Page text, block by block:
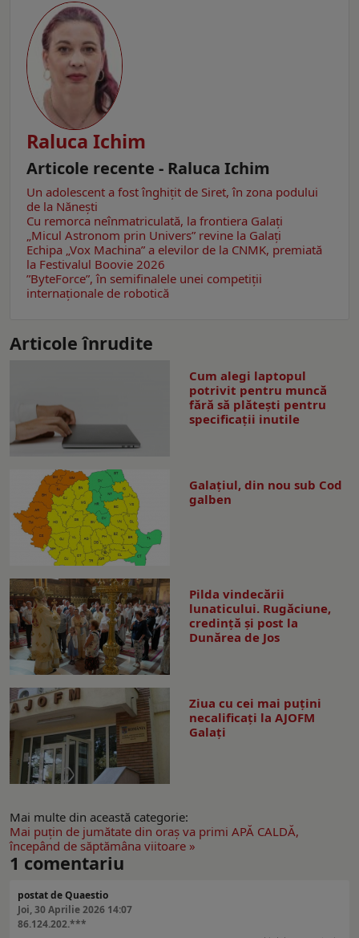
Raluca Ichim
Articole recente - Raluca Ichim
Un adolescent a fost înghițit de Siret, în zona podului
de la Nănești
Cu remorca neînmatriculată, la frontiera Galați
„Micul Astronom prin Univers” revine la Galați
Echipa „Vox Machina” a elevilor de la CNMK, premiată
la Festivalul Boovie 2026
”ByteForce”, în semifinalele unei competiții
internaționale de robotică
Articole înrudite
Cum alegi laptopul
potrivit pentru muncă
fără să plătești pentru
specificații inutile
Galaţiul, din nou sub Cod
galben
Pilda vindecării
lunaticului. Rugăciune,
credință și post la
Dunărea de Jos
Ziua cu cei mai puțini
necalificați la AJOFM
Galați
Mai multe din această categorie:
Mai puţin de jumătate din oraş va primi APĂ CALDĂ,
începând de săptămâna viitoare »
1 comentariu
postat de Quaestio
Joi, 30 Aprilie 2026 14:07
86.124.202.***